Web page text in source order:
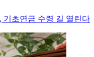
기초연금 수령 길 열린다